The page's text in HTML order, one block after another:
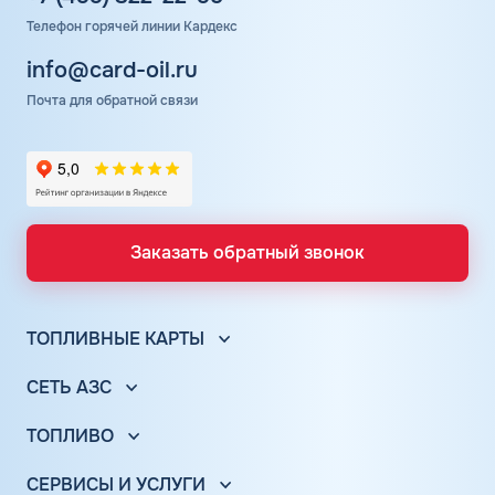
Телефон горячей линии Кардекс
info@card-oil.ru
Почта для обратной связи
Заказать обратный звонок
ТОПЛИВНЫЕ КАРТЫ
Топливные карты КАРДЕКС
Топливные карты Лукойл
СЕТЬ АЗС
АЗС Лукойл
АЗС Газпромнефть
ТОПЛИВО
СЕРВИСЫ И УСЛУГИ